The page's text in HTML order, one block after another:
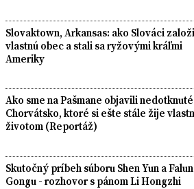
Slovaktown, Arkansas: ako Slováci
vlastnú obec a stali sa ryžovými kráľmi
Ameriky
Ako sme na Pašmane objavili nedotknuté
Chorvátsko, ktoré si ešte stále žije
životom (Reportáž)
Skutočný príbeh súboru Shen Yun a Falun
Gongu - rozhovor s pánom Li Hongzhi